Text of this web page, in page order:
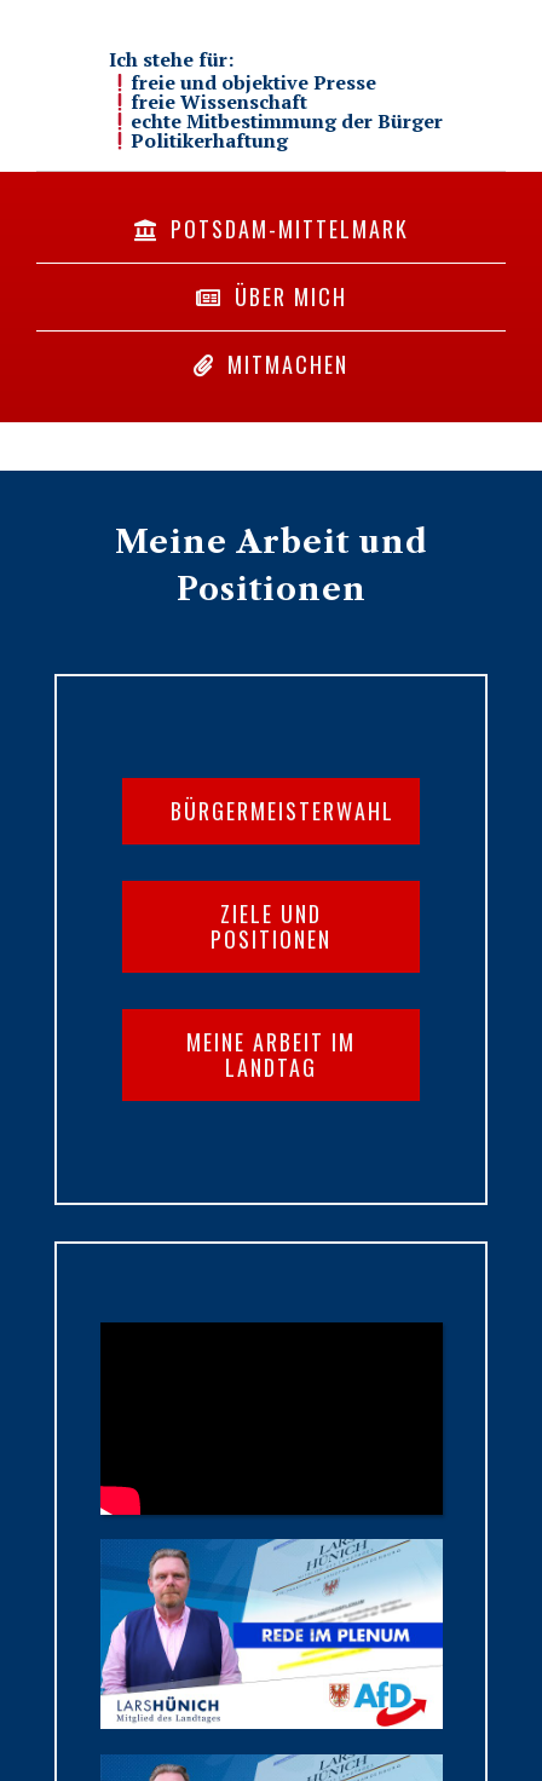
Ich stehe für:
freie und objektive Presse
freie Wissenschaft
echte Mitbestimmung der Bürger
Politikerhaftung
POTSDAM-MITTELMARK
ÜBER MICH
MITMACHEN
Meine Arbeit und
Positionen
BÜRGERMEISTERWAHL
ZIELE UND
POSITIONEN
MEINE ARBEIT IM
LANDTAG